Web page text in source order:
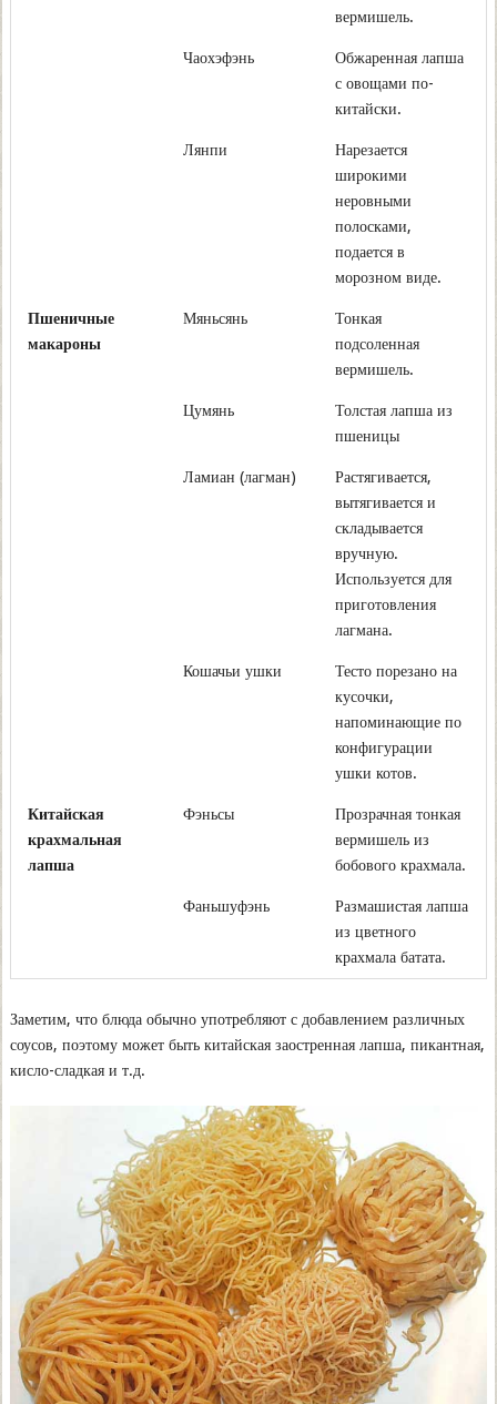
вермишель.
Чаохэфэнь
Обжаренная лапша
с овощами по-
китайски.
Лянпи
Нарезается
широкими
неровными
полосками,
подается в
морозном виде.
Пшеничные
макароны
Мяньсянь
Тонкая
подсоленная
вермишель.
Цумянь
Толстая лапша из
пшеницы
Ламиан (лагман)
Растягивается,
вытягивается и
складывается
вручную.
Используется для
приготовления
лагмана.
Кошачьи ушки
Тесто порезано на
кусочки,
напоминающие по
конфигурации
ушки котов.
Китайская
крахмальная
лапша
Фэньсы
Прозрачная тонкая
вермишель из
бобового крахмала.
Фаньшуфэнь
Размашистая лапша
из цветного
крахмала батата.
Заметим, что блюда обычно употребляют с добавлением различных
соусов, поэтому может быть китайская заостренная лапша, пикантная,
кисло-сладкая и т.д.